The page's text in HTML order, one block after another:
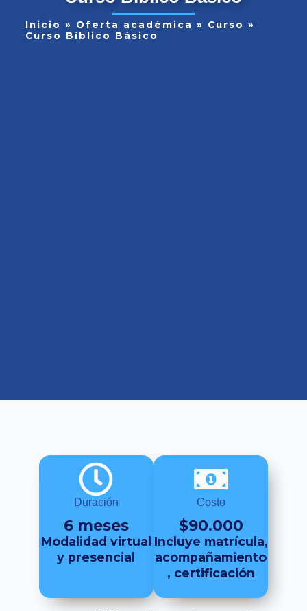
Inicio » Oferta académica » Curso »
Curso Bíblico Básico
Duración
6 meses
Modalidad virtual
y presencial
Costo
$90.000
Incluye matrícula,
acompañamiento
, certificación